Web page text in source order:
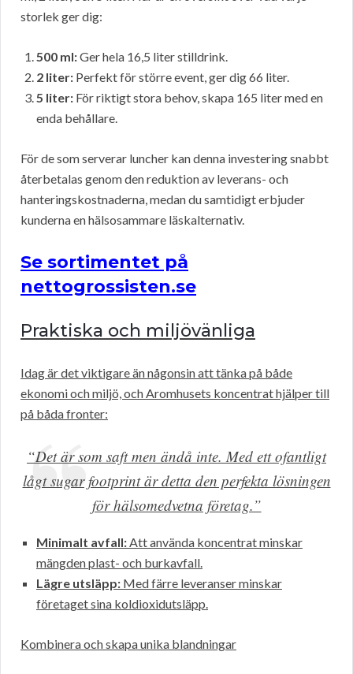
storlek ger dig:
500 ml:Ger hela 16,5 liter stilldrink.
2 liter: Perfekt för större event, ger dig 66 liter.
5 liter: För riktigt stora behov, skapa 165 liter med en
enda behållare.
För de som serverar luncher kan denna investering snabbt
återbetalas genom den reduktion av leverans- och
hanteringskostnaderna, medan du samtidigt erbjuder
kunderna en hälsosammare läskalternativ.
Se sortimentet på
nettogrossisten.se
Praktiska och miljövänliga
Idag är det viktigare än någonsin att tänka på både
ekonomi och miljö, och Aromhusets koncentrat hjälper till
på båda fronter:
“Det är som saft men ändå inte. Med ett ofantligt
lågt sugar footprint är detta den perfekta lösningen
för hälsomedvetna företag.”
Minimalt avfall:Att använda koncentrat minskar
mängden plast- och burkavfall.
Lägre utsläpp: Med färre leveranser minskar
företaget sina koldioxidutsläpp.
Kombinera och skapa unika blandningar